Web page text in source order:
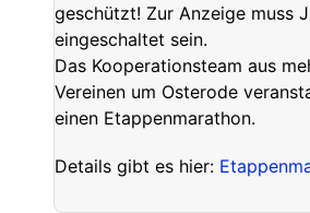
geschützt! Zur Anzeige muss
eingeschaltet sein.
Das Kooperationsteam aus
Vereinen um Osterode
einen Etappenmarathon.
Details gibt es hier: